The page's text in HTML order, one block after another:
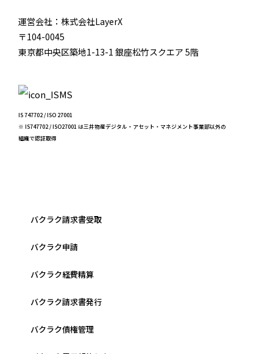
運営会社：株式会社LayerX
〒104-0045
東京都中央区築地1-13-1 銀座松竹スクエア 5階
IS 747702 / ISO 27001
※ IS747702 / ISO27001 は三井物産デジタル・アセット・マネジメント事業部以外の
組織で認証取得
バクラク請求書受取
バクラク申請
バクラク経費精算
バクラク請求書発行
バクラク債権管理